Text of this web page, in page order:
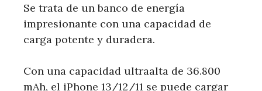
Se trata de un banco de energía
impresionante con una capacidad de
carga potente y duradera.
Con una capacidad ultraalta de 36.800
mAh, el iPhone 13/12/11 se puede cargar